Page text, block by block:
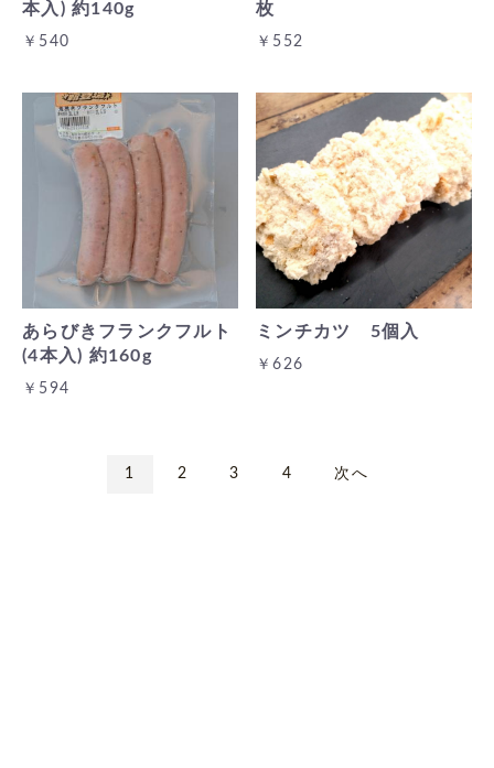
本入) 約140g
￥540
枚
￥552
あらびきフランクフルト
(4本入) 約160g
￥594
ミンチカツ 5個入
￥626
1 2 3 4 次へ